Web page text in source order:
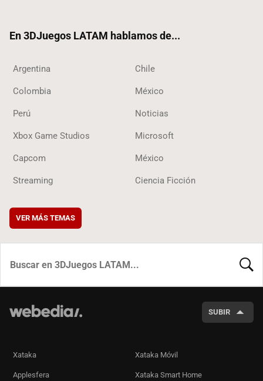
En 3DJuegos LATAM hablamos de...
Argentina Chile
Colombia México
Perú Noticias
Xbox Game Studios Microsoft
Capcom México
Streaming Ciencia Ficción
VER MÁS TEMAS
SUBIR
Xataka Xataka Móvil
Applesfera Xataka Smart Home